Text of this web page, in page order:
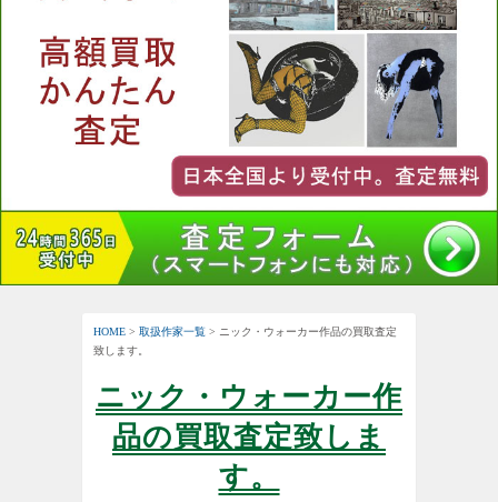
HOME > 取扱作家一覧 > ニック・ウォーカー作品の買取査定
致します。
ニック・ウォーカー作
品の買取査定致しま
す。